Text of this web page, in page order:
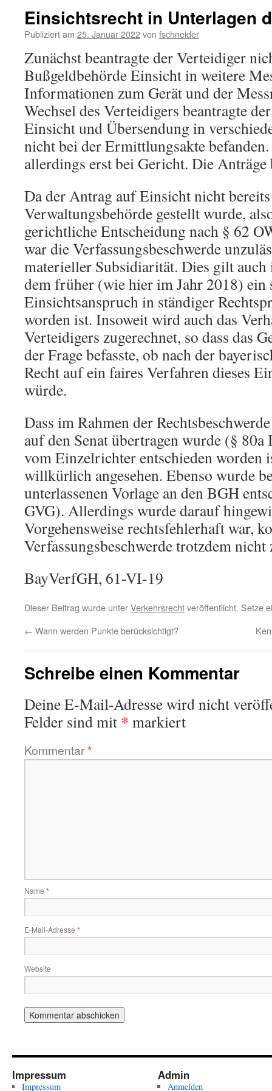
Einsichtsrecht in Unterlagen
Publiziert am 25. Januar 2022von fschneider
Zunächst beantragte der Verteidiger
Bußgeldbehörde Einsicht in weitere
Informationen zum Gerät und der
Wechsel des Verteidigers beantragte
Einsicht und Übersendung in
nicht bei der Ermittlungsakte befanden.
allerdings erst bei Gericht. Die
Da der Antrag auf Einsicht nicht
Verwaltungsbehörde gestellt wurde,
gerichtliche Entscheidung nach § 62
war die Verfassungsbeschwerde
materieller Subsidiarität. Dies gilt
dem früher (wie hier im Jahr 2018) ein
Einsichtsanspruch in ständiger
worden ist. Insoweit wird auch das
Verteidigers zugerechnet, so dass das
der Frage befasste, ob nach der
Recht auf ein faires Verfahren dieses
würde.
Dass im Rahmen der
auf den Senat übertragen wurde (§
vom Einzelrichter entschieden worden
willkürlich angesehen. Ebenso wurde
unterlassenen Vorlage an den BGH
GVG). Allerdings wurde darauf
Vorgehensweise rechtsfehlerhaft war,
Verfassungsbeschwerde trotzdem
BayVerfGH, 61-VI-19
Dieser Beitrag wurde unterVerkehrsrechtveröffentlicht. Setze
← Wann werden Punkte berücksichtigt?
Schreibe einen Kommentar
Deine E-Mail-Adresse wird nicht
Felder sind mit * markiert
Kommentar*
Name *
E-Mail-Adresse *
Website
Impressum
Impressum
Admin
Anmelden